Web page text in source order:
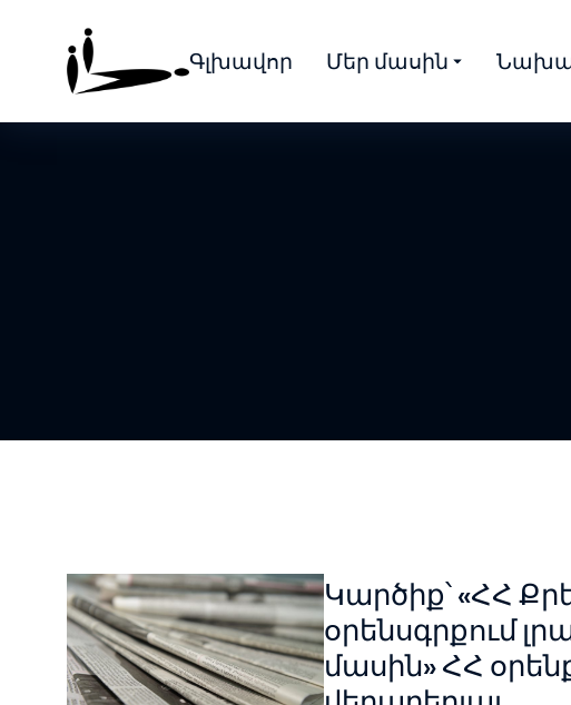
Գլխավոր Մեր մասին
Կարծիք՝ «ՀՀ
օրենսգրքում
մասին» ՀՀ